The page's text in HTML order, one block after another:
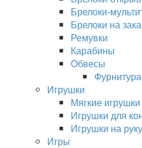
Брелоки-
Брелоки на
Ремувки
Карабины
Обвесы
Игрушки
Мягкие игрушки
Игрушки для
Игрушки на руку
Игры